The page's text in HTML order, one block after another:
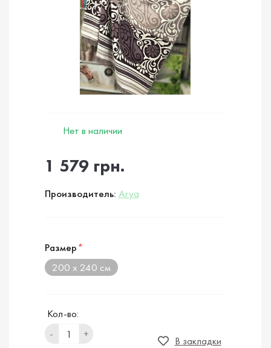
Нет в наличии
1 579 грн.
Производитель: Arya
Размер*
200 х 240 см
Кол-во:
-
+
В закладки